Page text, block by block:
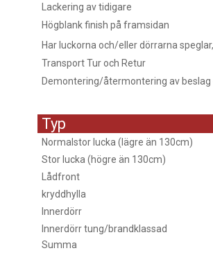
Lackering av tidigare
Högblank finish på framsidan
Har luckorna och/eller dörrarna
Transport Tur och Retur
Demontering/återmontering av beslag
Typ
Normalstor lucka (lägre än 130cm)
Stor lucka (högre än 130cm)
Lådfront
kryddhylla
Innerdörr
Innerdörr tung/brandklassad
Summa